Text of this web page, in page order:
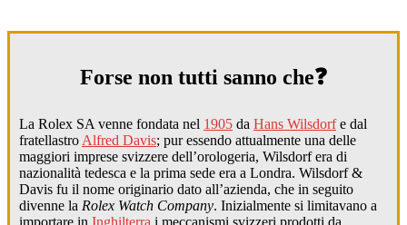
Forse non tutti sanno che❓
La Rolex SA venne fondata nel 1905 da Hans Wilsdorfe dal
fratellastro Alfred Davis; pur essendo attualmente una delle
maggiori imprese svizzere dell’orologeria, Wilsdorf era di
nazionalità tedesca e la prima sede era a Londra. Wilsdorf &
Davis fu il nome originario dato all’azienda, che in seguito
divenne la Rolex Watch Company. Inizialmente si limitavano a
importare in Inghilterra i meccanismi svizzeri prodotti da